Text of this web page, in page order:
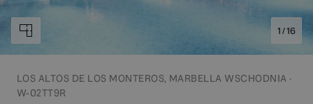
1 / 16
LOS ALTOS DE LOS MONTEROS, MARBELLA WSCHODNIA ·
W-02TT9R